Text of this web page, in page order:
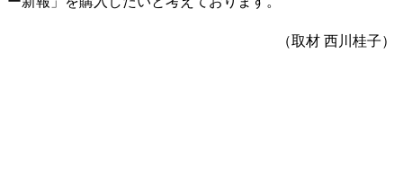
（取材 西川桂子）